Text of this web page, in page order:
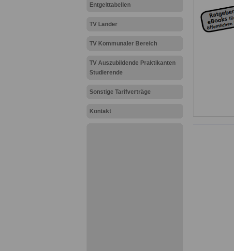
Entgelttabellen
TV Länder
TV Kommunaler Bereich
TV Auszubildende Praktikanten
Studierende
Sonstige Tarifverträge
Kontakt